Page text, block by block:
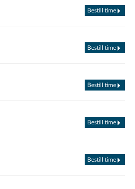
Bestill time
Bestill time
Bestill time
Bestill time
Bestill time